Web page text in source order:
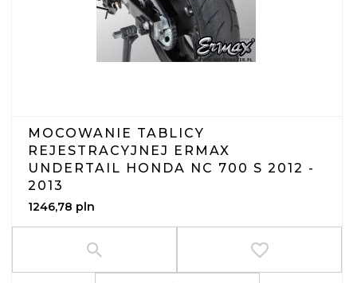
MOCOWANIE TABLICY
REJESTRACYJNEJ ERMAX
UNDERTAIL HONDA NC 700 S 2012 -
2013
1246,78 pln